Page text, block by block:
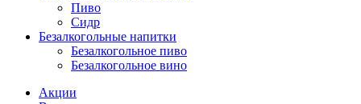
Пиво
Сидр
Безалкогольные напитки
Безалкогольное пиво
Безалкогольное вино
Акции